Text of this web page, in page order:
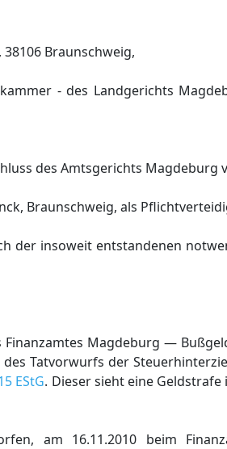
Braunschweig,
- des Landgerichts
des Amtsgerichts Magdeburg
Braunschweig, als
der insoweit entstandenen
Magdeburg —
Tatvorwurfs der
EStG. Dieser sieht eine Geldstrafe
am 16.11.2010 beim